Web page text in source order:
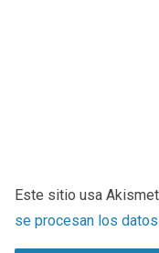
Este sitio usa
se procesan los